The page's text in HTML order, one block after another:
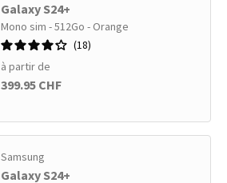
Galaxy S24+
Mono sim - 512Go - Orange
18
à partir de
399.95 CHF
Samsung
Galaxy S24+